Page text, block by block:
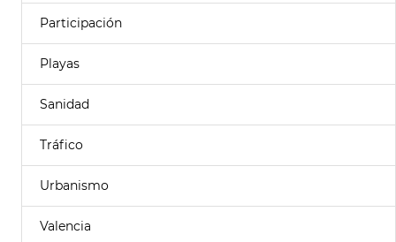
Participación
Playas
Sanidad
Tráfico
Urbanismo
Valencia